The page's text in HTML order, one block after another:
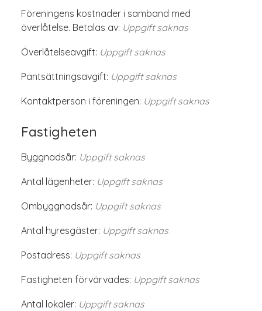
Föreningens kostnader i samband med
överlåtelse. Betalas av: Uppgift saknas
Överlåtelseavgift: Uppgift saknas
Pantsättningsavgift: Uppgift saknas
Kontaktperson i föreningen: Uppgift saknas
Fastigheten
Byggnadsår: Uppgift saknas
Antal lägenheter: Uppgift saknas
Ombyggnadsår: Uppgift saknas
Antal hyresgäster: Uppgift saknas
Postadress: Uppgift saknas
Fastigheten förvärvades: Uppgift saknas
Antal lokaler: Uppgift saknas